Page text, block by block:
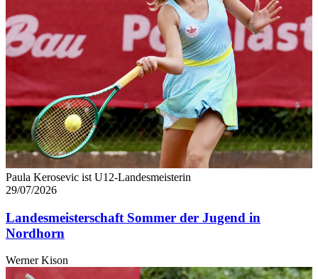
Paula Kerosevic ist U12-Landesmeisterin
29/07/2026
Landesmeisterschaft Sommer der Jugend in
Nordhorn
Werner Kison